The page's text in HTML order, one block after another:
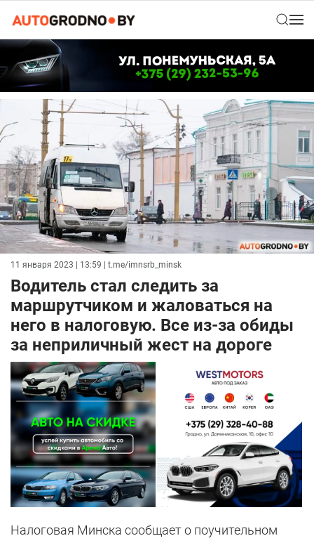
11 января 2023 | 13:59 | t.me/imnsrb_minsk
Водитель стал следить за
маршрутчиком и жаловаться на
него в налоговую. Все из-за обиды
за неприличный жест на дороге
Налоговая Минска сообщает о поучительном